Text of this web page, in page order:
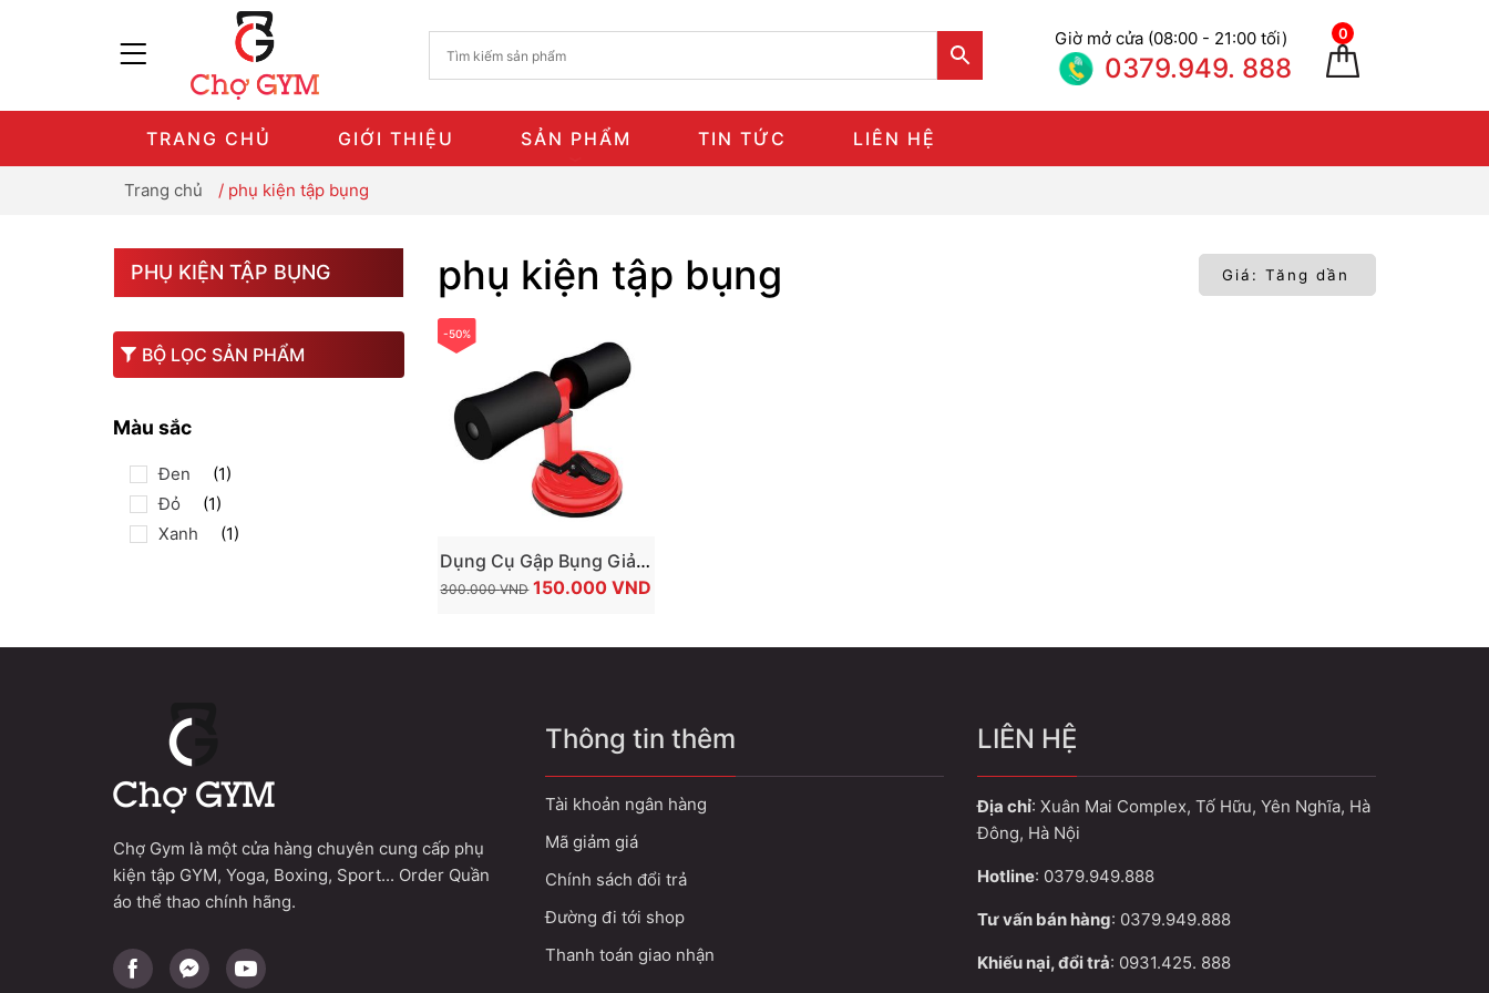
Giờ mở cửa (08:00 - 21:00 tối)
0379.949. 888
0
TRANG CHỦ GIỚI THIỆU SẢN PHẨM TIN TỨC LIÊN HỆ
Trang chủ / phụ kiện tập bụng
PHỤ KIỆN TẬP BỤNG
BỘ LỌC SẢN PHẨM
Màu sắc
Đen
(1)
Đỏ
(1)
Xanh
(1)
phụ kiện tập bụng
-50%
Dụng Cụ Gập Bụng Giảm
Mỡ Ngay Tại Nhà
300.000VND GIÁ
150.000VND
Chợ Gym là một cửa hàng chuyên cung cấp phụ
kiện tập GYM, Yoga, Boxing, Sport... Order Quần
áo thể thao chính hãng.
Thông tin thêm
Tài khoản ngân hàng
Mã giảm giá
Chính sách đổi trả
Đường đi tới shop
Thanh toán giao nhận
LIÊN HỆ
Địa chỉ: Xuân Mai Complex, Tố Hữu, Yên Nghĩa, Hà
Đông, Hà Nội
Hotline: 0379.949.888
Tư vấn bán hàng: 0379.949.888
Khiếu nại, đổi trả: 0931.425. 888